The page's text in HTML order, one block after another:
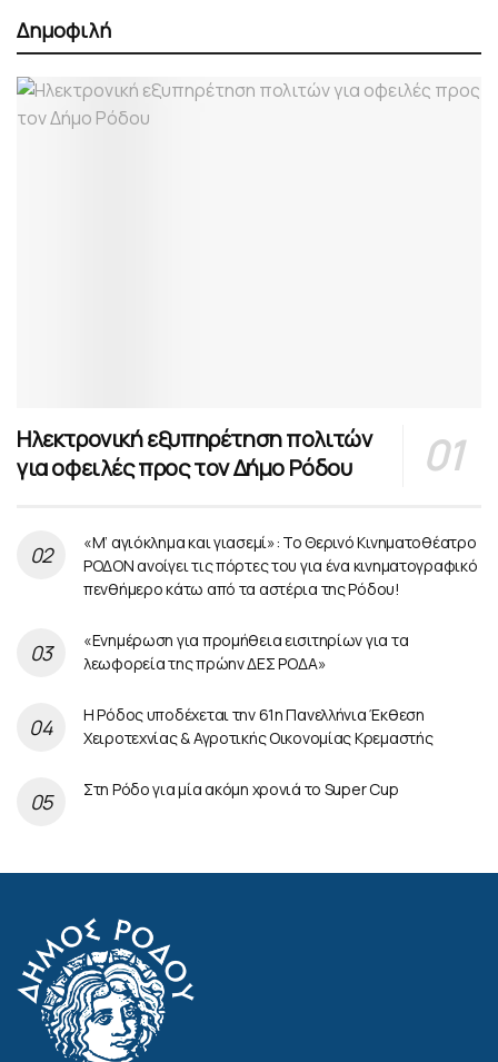
Δημοφιλή
Ηλεκτρονική εξυπηρέτηση πολιτών
για οφειλές προς τον Δήμο Ρόδου
«Μ’ αγιόκλημα και γιασεμί»: Το Θερινό Κινηματοθέατρο
ΡΟΔΟΝ ανοίγει τις πόρτες του για ένα κινηματογραφικό
πενθήμερο κάτω από τα αστέρια της Ρόδου!
«Ενημέρωση για προμήθεια εισιτηρίων για τα
λεωφορεία της πρώην ΔΕΣ ΡΟΔΑ»
Η Ρόδος υποδέχεται την 61η Πανελλήνια Έκθεση
Χειροτεχνίας & Αγροτικής Οικονομίας Κρεμαστής
Στη Ρόδο για μία ακόμη χρονιά το Super Cup